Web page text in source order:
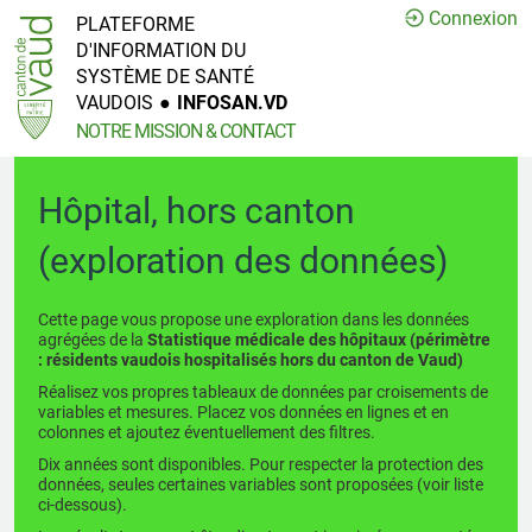
Connexion
PLATEFORME
D'INFORMATION DU
SYSTÈME DE SANTÉ
VAUDOIS ● INFOSAN.VD
NOTRE MISSION & CONTACT
Hôpital, hors canton
(exploration des données)
Cette page vous propose une exploration dans les données
agrégées de la Statistique médicale des hôpitaux (périmètre
: résidents vaudois hospitalisés hors du canton de Vaud)
Réalisez vos propres tableaux de données par croisements de
variables et mesures. Placez vos données en lignes et en
colonnes et ajoutez éventuellement des filtres.
Dix années sont disponibles. Pour respecter la protection des
données, seules certaines variables sont proposées (voir liste
ci-dessous).